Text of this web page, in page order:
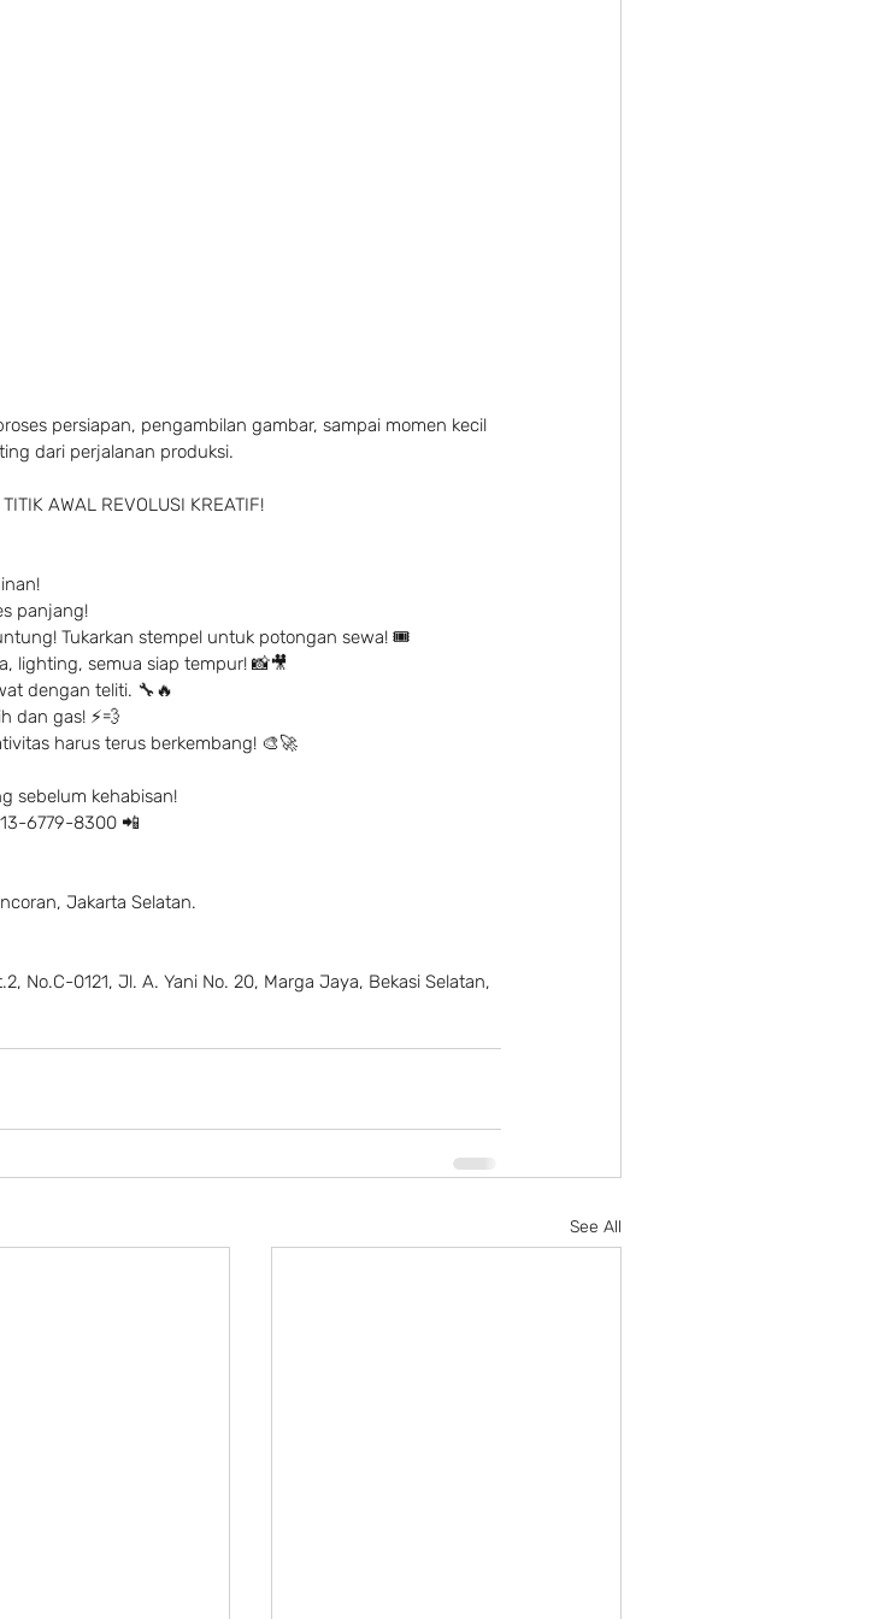
persiapan, pengambilan gambar, sampai momen kecil
dari perjalanan produksi.
AWAL REVOLUSI KREATIF!
panjang!
Tukarkan stempel untuk potongan sewa! 🎟
lighting, semua siap tempur! 📸🎥
dengan teliti. 🔧🔥
dan gas! ⚡️💨
harus terus berkembang! 🎨🚀
sebelum kehabisan!
6779-8300 📲
Jakarta Selatan.
No.C-0121, Jl. A. Yani No. 20, Marga Jaya, Bekasi Selatan,
See All